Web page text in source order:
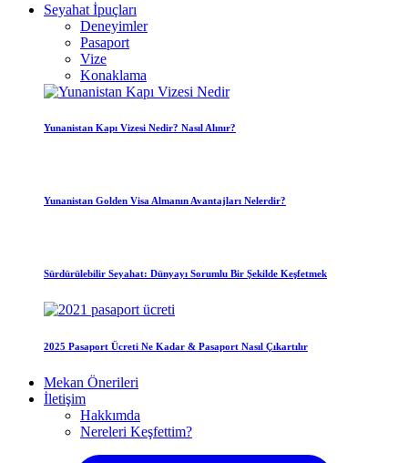
Seyahat İpuçları
Deneyimler
Pasaport
Vize
Konaklama
Yunanistan Kapı Vizesi Nedir? Nasıl Alınır?
Yunanistan Golden Visa Almanın Avantajları Nelerdir?
Sürdürülebilir Seyahat: Dünyayı Sorumlu Bir Şekilde Keşfetmek
2025 Pasaport Ücreti Ne Kadar & Pasaport Nasıl Çıkartılır
Mekan Önerileri
İletişim
Hakkımda
Nereleri Keşfettim?